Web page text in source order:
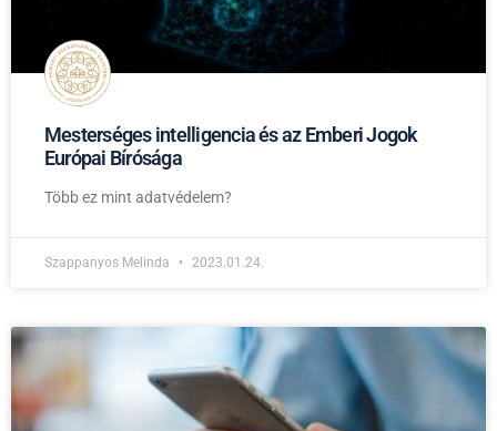
Mesterséges intelligencia és az Emberi Jogok
Európai Bírósága
Több ez mint adatvédelem?
Szappanyos Melinda 2023.01.24.